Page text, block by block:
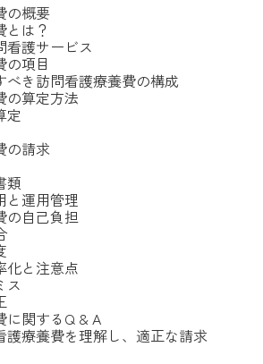
の概要
とは？
看護サービス
の項目
べき訪問看護療養費の構成
の算定方法
定
の請求
類
と運用管理
の自己負担
化と注意点
ス
に関するQ & A
護療養費を理解し、適正な請求